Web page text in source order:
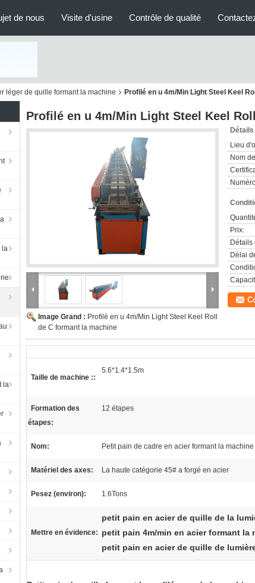
de nous Visite d'usine Contrôle de qualité
léger de quille formant la machine Profilé en u 4m/Min Light Steel Keel
la
la
Profilé en u 4m/Min Light Steel Keel
Image Grand : Profilé en u 4m/Min Light Steel Keel Roll
de C formant la machine
Lieu
Nom
Prix:
Détails
Délai
Taille de machine ::
5.6*1.4*1.5m
Formation des
étapes:
12 étapes
Nom: Petit pain de cadre en acier formant la machine
Matériel des axes: La haute catégorie 45# a forgé en acier
Pesez (environ): 1.6Tons
Mettre en évidence:
petit pain en acier de quille de la
petit pain 4m/min en acier formant la
petit pain en acier de quille de